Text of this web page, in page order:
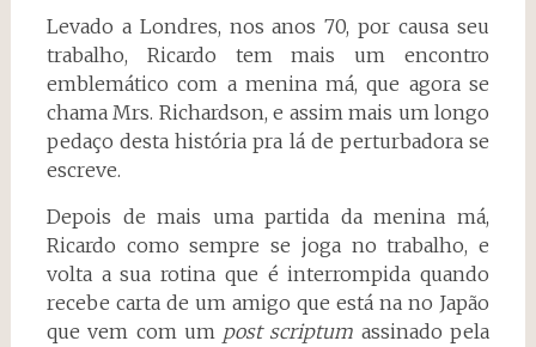
Levado a Londres, nos anos 70, por causa seu
trabalho, Ricardo tem mais um encontro
emblemático com a menina má, que agora se
chama Mrs. Richardson, e assim mais um longo
pedaço desta história pra lá de perturbadora se
escreve.
Depois de mais uma partida da menina má,
Ricardo como sempre se joga no trabalho, e
volta a sua rotina que é interrompida quando
recebe carta de um amigo que está na no Japão
que vem com um post scriptum assinado pela